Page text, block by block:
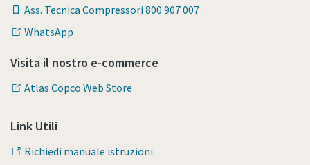
Ass. Tecnica Compressori 800 907 007
WhatsApp
Visita il nostro e-commerce
Atlas Copco Web Store
Link Utili
Richiedi manuale istruzioni